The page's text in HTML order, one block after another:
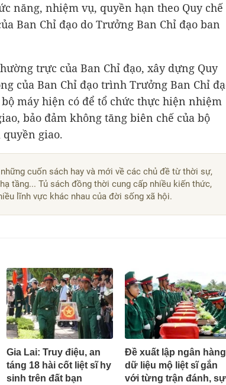
năng, nhiệm vụ, quyền hạn theo Quy chế
Ban Chỉ đạo do Trưởng Ban Chỉ đạo ban
trực của Ban Chỉ đạo, xây dựng Quy
của Ban Chỉ đạo trình Trưởng Ban Chỉ
máy hiện có để tổ chức thực hiện nhiệm
bảo đảm không tăng biên chế của bộ
giao.
cuốn sách hay và mới về các chủ đề từ thời sự,
tầng... Tủ sách đồng thời cung cấp nhiều kiến thức,
lĩnh vực khác nhau của đời sống xã hội.
Gia Lai: Truy điệu, an
táng 18 hài cốt liệt sĩ hy
sinh trên đất bạn
Đề xuất lập ngân hàng
dữ liệu mộ liệt sĩ gắn
với từng trận đánh, sự